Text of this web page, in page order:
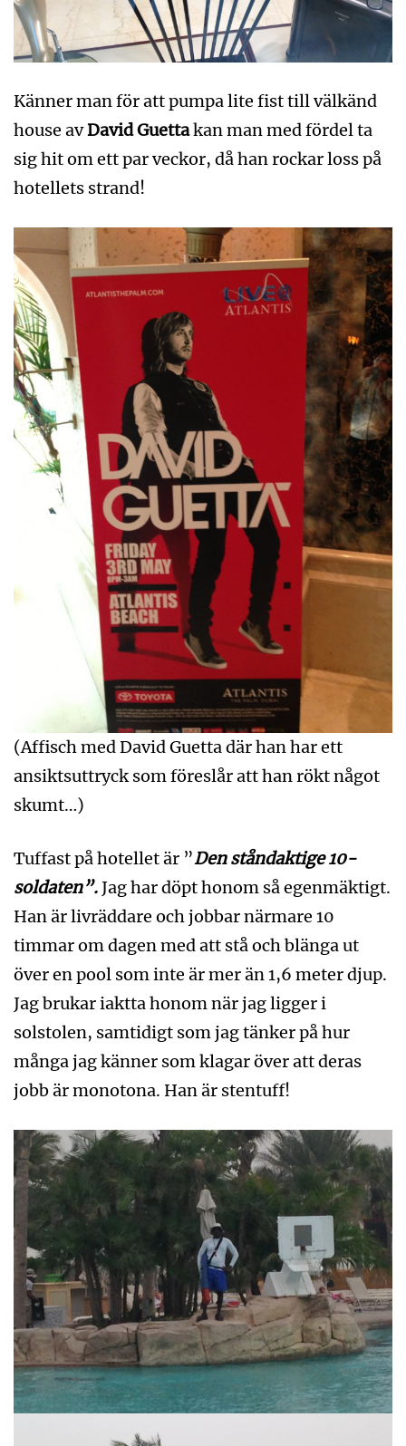
Känner man för att pumpa lite fist till välkänd
house avDavid Guettakan man med fördel ta
sig hit om ett par veckor, då han rockar loss på
hotellets strand!
(Affisch med David Guetta där han har ett
ansiktsuttryck som föreslår att han rökt något
skumt…)
Tuffast på hotellet är ”Den ståndaktige 10-
soldaten”.Jag har döpt honom så egenmäktigt.
Han är livräddare och jobbar närmare 10
timmar om dagen med att stå och blänga ut
över en pool som inte är mer än 1,6 meter djup.
Jag brukar iaktta honom när jag ligger i
solstolen, samtidigt som jag tänker på hur
många jag känner som klagar över att deras
jobb är monotona. Han är stentuff!